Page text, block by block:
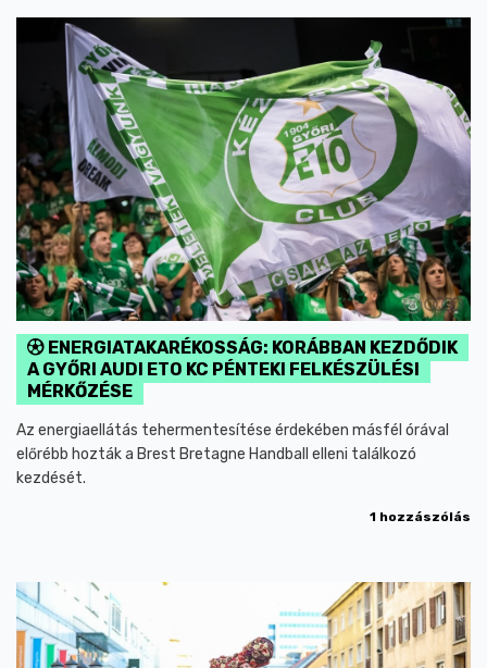
ENERGIATAKARÉKOSSÁG: KORÁBBAN KEZDŐDIK
A GYŐRI AUDI ETO KC PÉNTEKI FELKÉSZÜLÉSI
MÉRKŐZÉSE
Az energiaellátás tehermentesítése érdekében másfél órával
előrébb hozták a Brest Bretagne Handball elleni találkozó
kezdését.
1 hozzászólás